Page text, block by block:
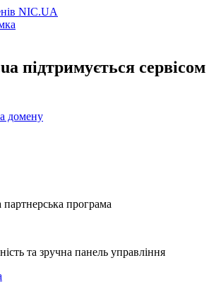
підтримується сервісом
домену
програма
та зручна панель управління